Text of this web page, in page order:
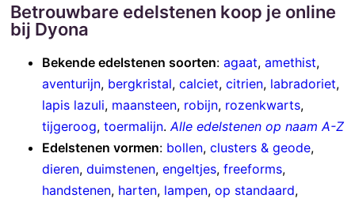
Betrouwbare edelstenen koop je online
bij Dyona
Bekende edelstenen soorten: agaat, amethist,
aventurijn, bergkristal, calciet, citrien, labradoriet,
lapis lazuli, maansteen, robijn, rozenkwarts,
tijgeroog, toermalijn. Alle edelstenen op naam A-Z
Edelstenen vormen: bollen, clusters & geode,
dieren, duimstenen, engeltjes, freeforms,
handstenen, harten, lampen, op standaard,